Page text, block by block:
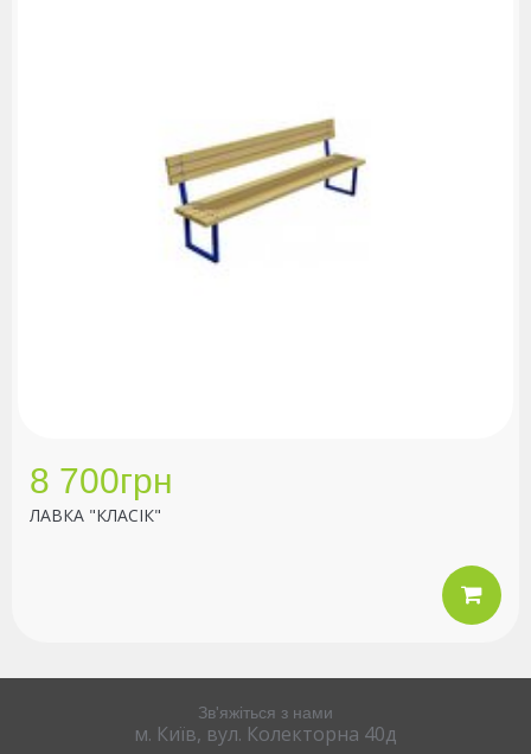
8 700грн
ЛАВКА "КЛАСІК"
Зв'яжіться з нами
м. Київ, вул. Колекторна 40д